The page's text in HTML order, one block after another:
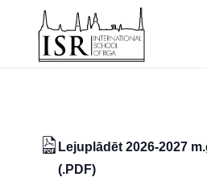
Lejuplādēt 2026-2027
(.PDF)